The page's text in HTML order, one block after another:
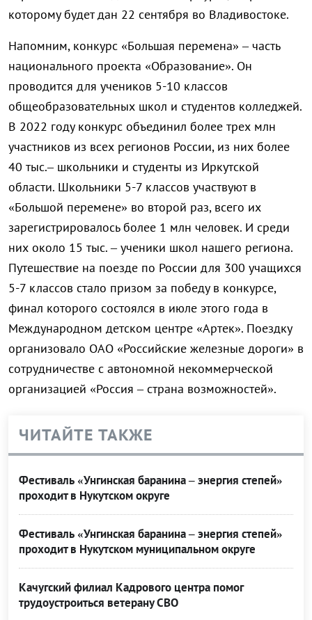
которому будет дан 22 сентября во Владивостоке.
Напомним, конкурс «Большая перемена» – часть
национального проекта «Образование». Он
проводится для учеников 5-10 классов
общеобразовательных школ и студентов колледжей.
В 2022 году конкурс объединил более трех млн
участников из всех регионов России, из них более
40 тыс.– школьники и студенты из Иркутской
области. Школьники 5-7 классов участвуют в
«Большой перемене» во второй раз, всего их
зарегистрировалось более 1 млн человек. И среди
них около 15 тыс. – ученики школ нашего региона.
Путешествие на поезде по России для 300 учащихся
5-7 классов стало призом за победу в конкурсе,
финал которого состоялся в июле этого года в
Международном детском центре «Артек». Поездку
организовало ОАО «Российские железные дороги» в
сотрудничестве с автономной некоммерческой
организацией «Россия – страна возможностей».
ЧИТАЙТЕ ТАКЖЕ
Фестиваль «Унгинская баранина – энергия степей»
проходит в Нукутском округе
Фестиваль «Унгинская баранина – энергия степей»
проходит в Нукутском муниципальном округе
Качугский филиал Кадрового центра помог
трудоустроиться ветерану СВО